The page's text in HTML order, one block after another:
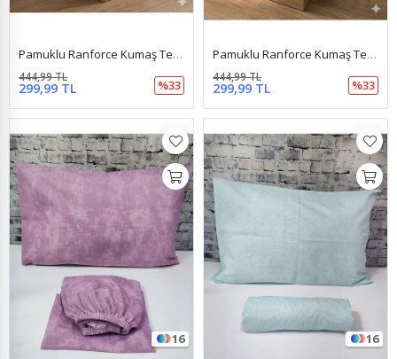
Pamuklu Ranforce Kumaş Tek Kişilik Lastikli Çarşaf Takımı (100X200 & 120X200) Kelebek Pembe
299,99 TL
444,99 TL
%33
Pamuklu Ranforce Kumaş Tek Kişilik Lastikli Çarşaf Takımı (100X200 & 120X200) Kelebek Yeşil
299,99 TL
444,99 TL
%33
16 16